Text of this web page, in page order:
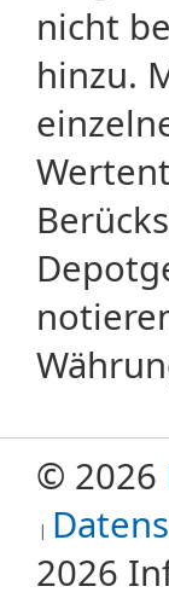
nicht
hinzu.
© 2026
2026